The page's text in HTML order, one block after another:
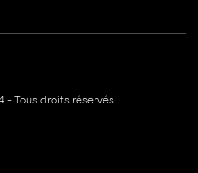
- Tous droits réservés